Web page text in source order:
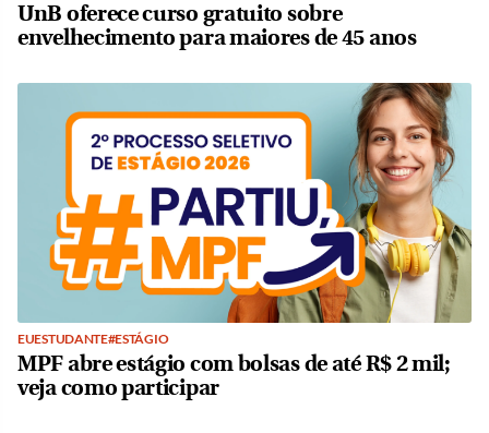
UnB oferece curso gratuito sobre
envelhecimento para maiores de 45 anos
EUESTUDANTE#ESTÁGIO
MPF abre estágio com bolsas de até R$ 2 mil;
veja como participar